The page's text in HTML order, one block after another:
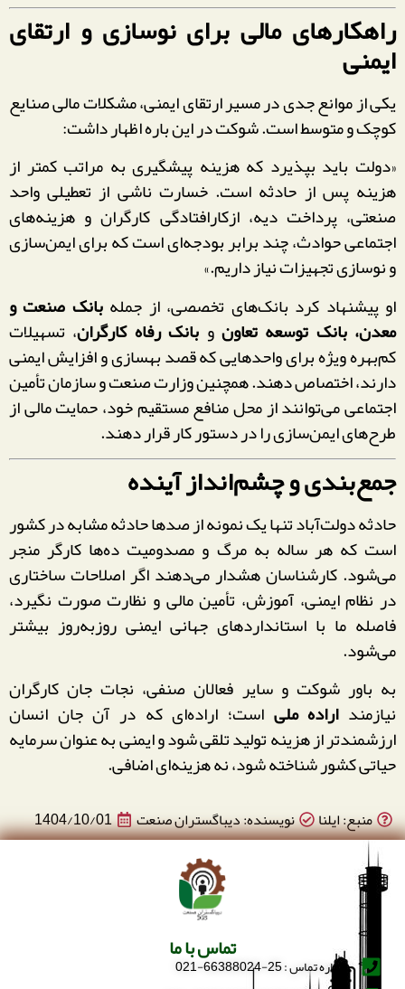
راهکارهای مالی برای نوسازی و ارتقای
ایمنی
یکی از موانع جدی در مسیر ارتقای ایمنی، مشکلات مالی صنایع
کوچک و متوسط است. شوکت در این باره اظهار داشت:
«دولت باید بپذیرد که هزینه پیشگیری به مراتب کمتر از
هزینه پس از حادثه است. خسارت ناشی از تعطیلی واحد
صنعتی، پرداخت دیه، ازکارافتادگی کارگران و هزینه‌های
اجتماعی حوادث، چند برابر بودجه‌ای است که برای ایمن‌سازی
و نوسازی تجهیزات نیاز داریم.»
او پیشنهاد کرد بانک‌های تخصصی، از جملهبانک صنعت و
معدن، بانک توسعه تعاون و بانک رفاه کارگران، تسهیلات
کم‌بهره ویژه برای واحدهایی که قصد بهسازی و افزایش ایمنی
دارند، اختصاص دهند. همچنین وزارت صنعت و سازمان تأمین
اجتماعی می‌توانند از محل منافع مستقیم خود، حمایت مالی از
طرح‌های ایمن‌سازی را در دستور کار قرار دهند.
جمع‌بندی و چشم‌انداز آینده
حادثه دولت‌آباد تنها یک نمونه از صدها حادثه مشابه در کشور
است که هر ساله به مرگ و مصدومیت ده‌ها کارگر منجر
می‌شود. کارشناسان هشدار می‌دهند اگر اصلاحات ساختاری
در نظام ایمنی، آموزش، تأمین مالی و نظارت صورت نگیرد،
فاصله ما با استانداردهای جهانی ایمنی روزبه‌روز بیشتر
می‌شود.
به باور شوکت و سایر فعالان صنفی، نجات جان کارگران
نیازمنداراده ملی است؛ اراده‌ای که در آن جان انسان
ارزشمندتر از هزینه تولید تلقی شود و ایمنی به عنوان سرمایه
حیاتی کشور شناخته شود، نه هزینه‌ای اضافی.
منبع: ایلنا نویسنده: دیباگستران صنعت 1404/10/01
تماس با ما
شماره تماس : 25-66388024-021